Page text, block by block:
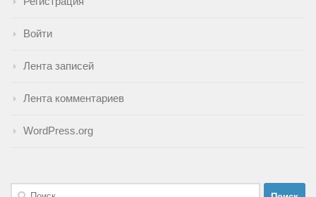
Войти
Лента записей
Лента комментариев
WordPress.org
Найти: